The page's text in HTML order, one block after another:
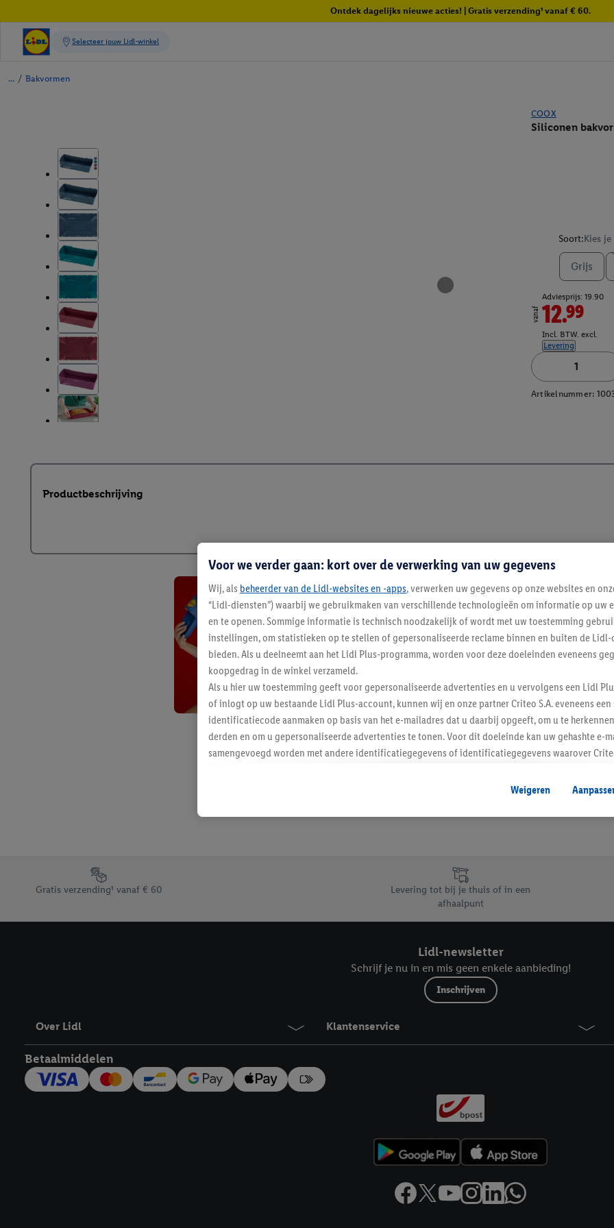
Ontdek dagelijks nieuwe acties! | Gratis verzending¹ vanaf € 60.
/ Bakvormen
COOX
Siliconen
Soort:Kies
Grijs
vanaf
Adviesprijs: 19.90
12.99
Incl. BTW. excl.
Levering
Artikelnummer:
Productbeschrijving
Blijf op de
Schrijf je in op de
Footerelement met de verschillende USPs van Lidl.be
Gratis verzending¹ vanaf € 60
Levering tot bij je thuis of in een
afhaalpunt
Lidl-newsletter
Schrijf je nu in en mis geen enkele aanbieding!
Inschrijven
Over Lidl Klantenservice
Betaalmiddelen
Voor we verder gaan: kort over de verwerking van uw gegevens
Wij, als beheerder van de Lidl-websites en -apps, verwerken uw gegevens op onze websites en
“Lidl-diensten”) waarbij we gebruikmaken van verschillende technologieën om informatie op uw
en te openen. Sommige informatie is technisch noodzakelijk of wordt met uw toestemming
instellingen, om statistieken op te stellen of gepersonaliseerde reclame binnen en buiten de Lidl-
bieden. Als u deelneemt aan het Lidl Plus-programma, worden voor deze doeleinden eveneens
koopgedrag in de winkel verzameld.
Als u hier uw toestemming geeft voor gepersonaliseerde advertenties en u vervolgens een Lidl
of inlogt op uw bestaande Lidl Plus-account, kunnen wij en onze partner Criteo S.A. eveneens
identificatiecode aanmaken op basis van het e-mailadres dat u daarbij opgeeft, om u te
derden en om u gepersonaliseerde advertenties te tonen. Voor dit doeleinde kan uw gehashte e-
samengevoegd worden met andere identificatiegegevens of identificatiegegevens waarover
Als u hiermee akkoord gaat, kunnen advertenties in het kader van retargeting, d.w.z. advertenties
u interesse hebt getoond (bijvoorbeeld door het product in de webshop aan uw winkelmandje
niet te kopen), ook op verschillende apparaten en verschillende Lidl-diensten worden
Onder “Aanpassen” kunt u individuele doeleinden toestaan en meer informatie vinden over de
Door op “weigeren” te klikken, kunt u alleen het gebruik van de noodzakelijke technologieën
“aanvaarden” te klikken, stemt u in met alle verwerkingen voor alle bovengenoemde doeleinden.
Weigeren